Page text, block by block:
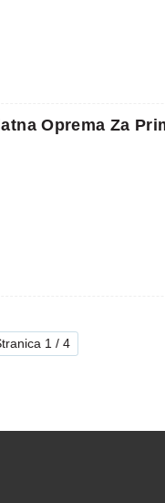
Oprema Za
1 / 4